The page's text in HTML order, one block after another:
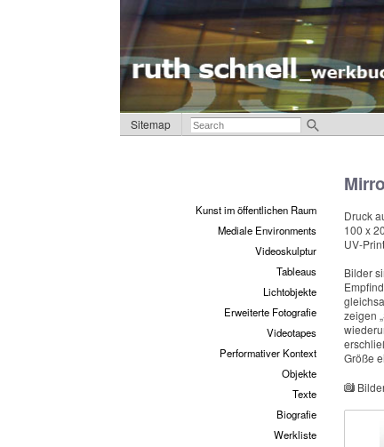
Sitemap
Kunst im öffentlichen Raum
Mediale Environments
Videoskulptur
Tableaus
Lichtobjekte
Erweiterte Fotografie
Videotapes
Performativer Kontext
Objekte
Texte
Biografie
Werkliste
Druck
100 x
UV-
Bilder
zeigen
Größe